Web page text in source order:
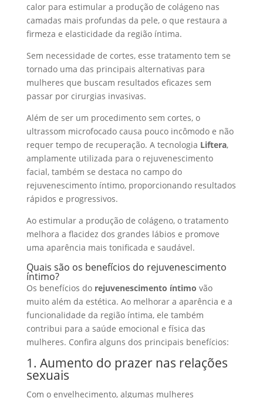
calor para estimular a produção de colágeno nas
camadas mais profundas da pele, o que restaura a
firmeza e elasticidade da região íntima.
Sem necessidade de cortes, esse tratamento tem se
tornado uma das principais alternativas para
mulheres que buscam resultados eficazes sem
passar por cirurgias invasivas.
Além de ser um procedimento sem cortes, o
ultrassom microfocado causa pouco incômodo e não
requer tempo de recuperação. A tecnologia Liftera,
amplamente utilizada para o rejuvenescimento
facial, também se destaca no campo do
rejuvenescimento íntimo, proporcionando resultados
rápidos e progressivos.
Ao estimular a produção de colágeno, o tratamento
melhora a flacidez dos grandes lábios e promove
uma aparência mais tonificada e saudável.
Quais são os benefícios do rejuvenescimento
íntimo?
Os benefícios do rejuvenescimento íntimo vão
muito além da estética. Ao melhorar a aparência e a
funcionalidade da região íntima, ele também
contribui para a saúde emocional e física das
mulheres. Confira alguns dos principais benefícios:
1. Aumento do prazer nas relações
sexuais
Com o envelhecimento, algumas mulheres